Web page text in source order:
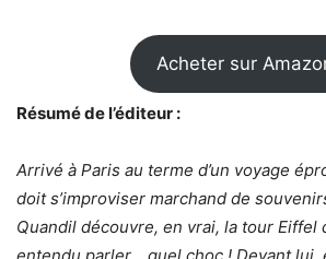
Acheter sur
Résumé de l’éditeur :
Arrivé à Paris au terme d’un voyage
doit s’improviser marchand de
Quandil découvre, en vrai, la tour Eiffel
entendu parler… quel choc ! Devant lui,